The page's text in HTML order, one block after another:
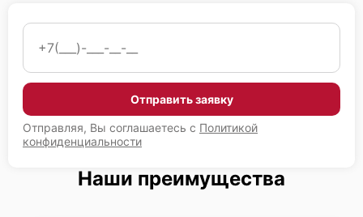
Отправить заявку
Отправляя, Вы соглашаетесь с Политикой
конфиденциальности
Наши преимущества